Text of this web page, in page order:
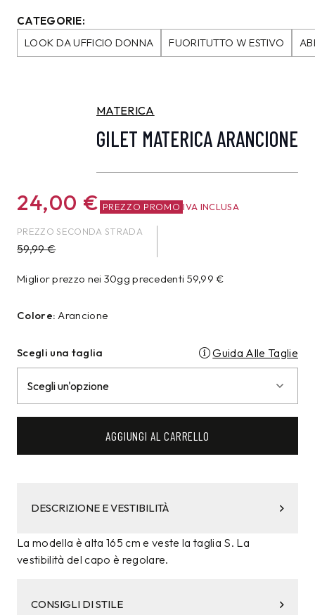
CATEGORIE:
LOOK DA UFFICIO DONNA
FUORITUTTO W ESTIVO
MATERICA
GILET MATERICA ARANCIONE
24,00 € PREZZO PROMO IVA INCLUSA
PREZZO SECONDA STRADA
59,99€
Miglior prezzo nei 30gg precedenti 59,99€
Colore: Arancione
Scegli una taglia Guida Alle Taglie
AGGIUNGI AL CARRELLO
DESCRIZIONE E VESTIBILITÀ
La modella è alta 165 cm e veste la taglia S. La
vestibilità del capo è regolare.
CONSIGLI DI STILE